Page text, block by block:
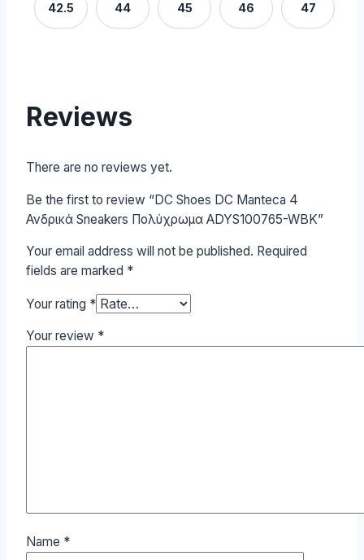
42.5 44 45 46 47
Reviews
There are no reviews yet.
Be the first to review “DC Shoes DC Manteca 4
Ανδρικά Sneakers Πολύχρωμα ADYS100765-WBK”
Your email address will not be published. Required
fields are marked *
Your rating *
Your review *
Name *